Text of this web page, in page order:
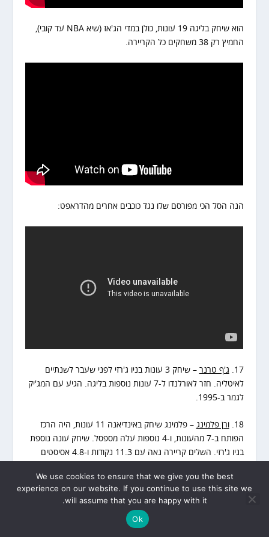
הוא שיחק בליגה 19 עונות, כולן במדי הג'אז (שיא NBA עד קובי),
החמיץ רק 38 משחקים כל הקריירה.
הנה הסל הכי מפורסם שלו נגד כוכבים אחרים מהדראפט:
17. ג'ף טרנר
– שיחק 3 עונות בניו ג'רזי לפני שעבר לשנתיים
לאיטליה. חזר לאורלנדו ל-7 עונות נוספות בליגה. הגיע עם המג'יק
לגמר ב-1995.
18. ורן פלמינג
– פלמינג שיחק באינדיאנה 11 עונות, היה הרכז
הפותח ב-7 מהעונות, ו-4 נוספות עלה מספסל. שיחק עונה נוספת
בניו ג'רזי. השלים קריירה נאה עם 11.3 נקודות ו-4.8 אסיסטים
19. ברנרד תומפסון
– שיחק בליגה 5 עונות בפורטלנד, פיניקס
We use cookies to ensure that we give you the best
experience on our website. If you continue to use this site we
will assume that you are happy with it.
Ok